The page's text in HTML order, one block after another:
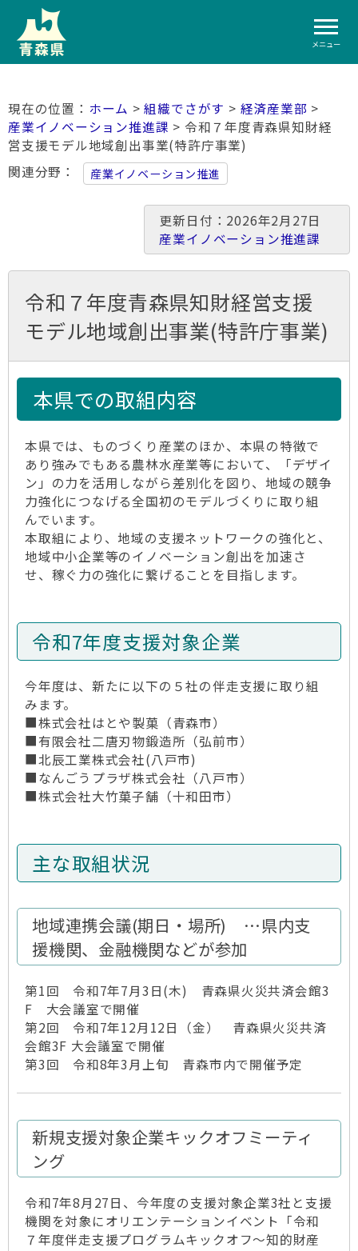
メニュー
ホーム >組織でさがす > 経済産業部 >
産業イノベーション推進課 > 令和７年度青森県知財経
営支援モデル地域創出事業(特許庁事業)
関連分野
産業イノベーション推進
更新日付：2026年2月27日
産業イノベーション推進課
令和７年度青森県知財経営支援
モデル地域創出事業(特許庁事業)
本県での取組内容
本県では、ものづくり産業のほか、本県の特徴で
あり強みでもある農林水産業等において、「デザイ
ン」の力を活用しながら差別化を図り、地域の競争
力強化につなげる全国初のモデルづくりに取り組
んでいます。
本取組により、地域の支援ネットワークの強化と、
地域中小企業等のイノベーション創出を加速さ
せ、稼ぐ力の強化に繋げることを目指します。
令和7年度支援対象企業
今年度は、新たに以下の５社の伴走支援に取り組
みます。
■株式会社はとや製菓（青森市）
■有限会社二唐刃物鍛造所（弘前市）
■北辰工業株式会社(八戸市)
■なんごうプラザ株式会社（八戸市）
■株式会社大竹菓子舗（十和田市）
主な取組状況
地域連携会議(期日・場所) …県内支
援機関、金融機関などが参加
第1回 令和7年7月3日(木) 青森県火災共済会館3
F 大会議室で開催
第2回 令和7年12月12日（金） 青森県火災共済
会館3F 大会議室で開催
第3回 令和8年3月上旬 青森市内で開催予定
新規支援対象企業キックオフミーティ
ング
令和7年8月27日、今年度の支援対象企業3社と支援
機関を対象にオリエンテーションイベント「令和
７年度伴走支援プログラムキックオフ～知的財産